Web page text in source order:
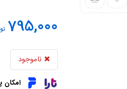
795,000
ناموجود
امکان